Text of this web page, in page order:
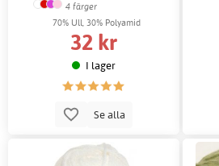
4 färger
70% Ull, 30% Polyamid
32 kr
I lager
Se alla